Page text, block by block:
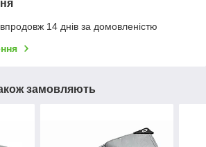
14 днів за домовленістю
замовляють